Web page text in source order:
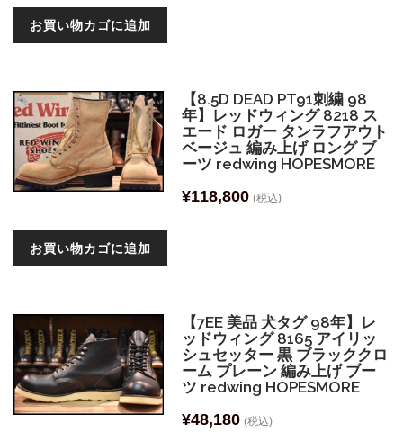
お買い物カゴに追加
【8.5D DEAD PT91刺繍 98
年】レッドウィング 8218 ス
エード ロガー タンラフアウト
ベージュ 編み上げ ロング ブ
ーツ redwing HOPESMORE
¥118,800 (税込)
お買い物カゴに追加
【7EE 美品 犬タグ 98年】レ
ッドウィング 8165 アイリッ
シュセッター 黒 ブラッククロ
ーム プレーン 編み上げ ブー
ツ redwing HOPESMORE
¥48,180 (税込)